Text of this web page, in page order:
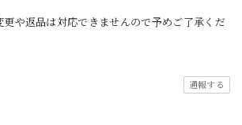
や返品は対応できませんので予めご了承くだ
通報する